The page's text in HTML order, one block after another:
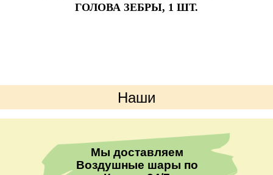
ГОЛОВА ЗЕБРЫ, 1 ШТ.
Наши
преимущества
Мы доставляем
Воздушные шары по